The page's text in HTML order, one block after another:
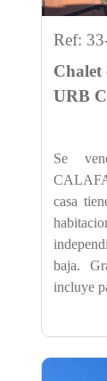
Ref:
Chalet
URB
Se
casa
baja.
incluye